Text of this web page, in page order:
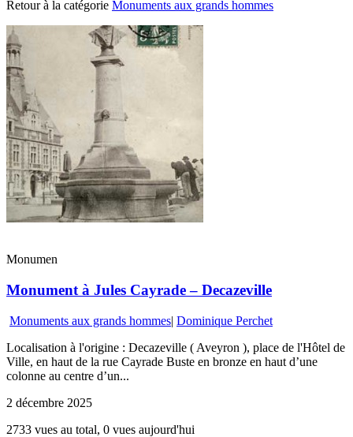
Retour à la catégorie Monuments aux grands hommes
Monumen
Monument à Jules Cayrade – Decazeville
Monuments aux grands hommes| Dominique Perchet
Localisation à l'origine : Decazeville ( Aveyron ), place de l'Hôtel de
Ville, en haut de la rue Cayrade Buste en bronze en haut d’une
colonne au centre d’un...
2 décembre 2025
2733 vues au total, 0 vues aujourd'hui